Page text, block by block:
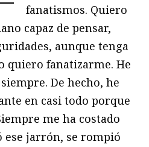
fanatismos. Quiero
capaz de pensar,
aunque tenga
quiero fanatizarme. He
De hecho, he
en casi todo porque
me ha costado
ese jarrón, se rompió